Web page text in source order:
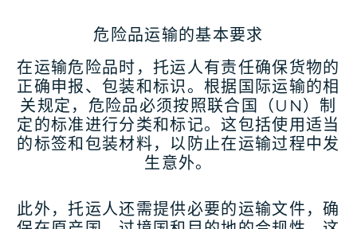
危险品运输的基本要求
在运输危险品时，托运人有责任确保货物的
正确申报、包装和标识。根据国际运输的相
关规定，危险品必须按照联合国（UN）制
定的标准进行分类和标记。这包括使用适当
的标签和包装材料，以防止在运输过程中发
生意外。
此外，托运人还需提供必要的运输文件，确